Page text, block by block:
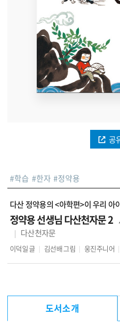
공
#학습 #한자 #정약용
다산 정약용의 <아학편>이 우리 아
정약용 선생님 다산천자문 2
다산천자문
이덕일 글 김선배 그림 웅진주니어
도서소개